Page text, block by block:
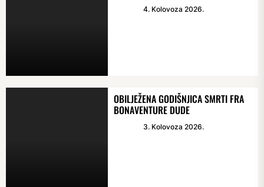
4. Kolovoza 2026.
OBILJEŽENA GODIŠNJICA SMRTI FRA
BONAVENTURE DUDE
3. Kolovoza 2026.